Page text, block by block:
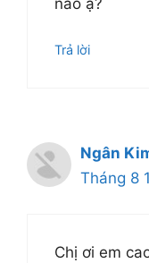
nào ạ?
Trả lời
Ngân
Tháng 8
Chị ơi em